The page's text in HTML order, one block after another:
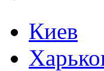
Киев